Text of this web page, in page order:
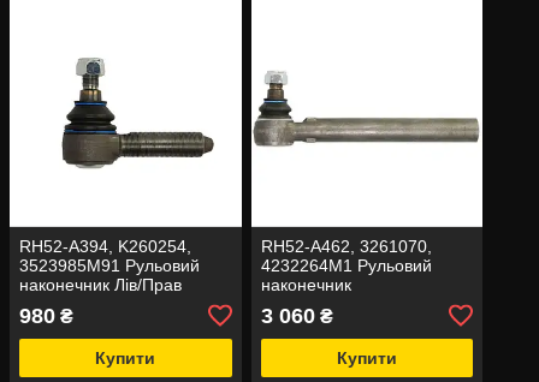
RH52-A394, K260254,
3523985M91 Рульовий
наконечник Лів/Прав
980 ₴
Купити
RH52-A462, 3261070,
4232264M1 Рульовий
наконечник
3 060₴
Купити